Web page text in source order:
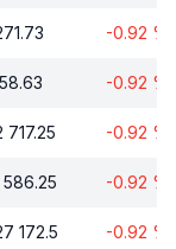
-0.92 %
-0.92 %
717.25 -0.92 %
586.25 -0.92 %
172.5 -0.92 %